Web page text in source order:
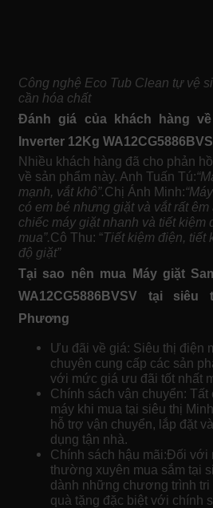
Công nghệ Eco Tub Clean tự vệ
cần hóa chất
Đánh giá của khách hàng
Inverter 12Kg
Nhiều khách hàng đã cho phản
về sản phẩm này. Anh Tuấn Tú:
mạnh, vắt khô”.Chị Ánh Minh:
có em bé nhưng giặt và vắt rất êm
chiếc máy giặt nhanh và tiết kiệm
mua”.Cô Thu: “Tiết kiệm điện, tiết
độ giặt”
Tại sao nên mua Máy giặt
WA12CG5886BVSV tại
Phương
Ưu đãi về giá: Siêu thị điện
chuyên cung cấp các sản
với mức giá ưu đãi tốt nhất
Chính sách vận chuyển: Tất
máy khi mua tại siêu thị
hỗ trợ vận chuyển, lắp đặt
dụng tận nhà.
Chính sách hậu mãi:Đối với
thường xuyên mua sắm tại
dành những chương trình tri
quà tặng đặc biệt với chính